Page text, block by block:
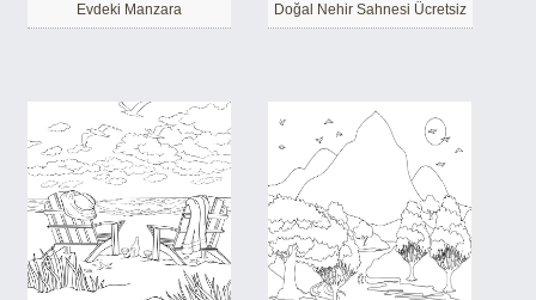
Evdeki Manzara Doğal Nehir Sahnesi Ücretsiz